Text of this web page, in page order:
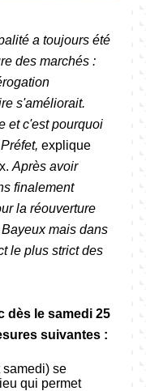
a toujours été
des marchés :
s'améliorait.
et c'est pourquoi
explique
Après avoir
finalement
la réouverture
mais dans
le plus strict des
dès le samedi 25
suivantes :
samedi) se
qui permet